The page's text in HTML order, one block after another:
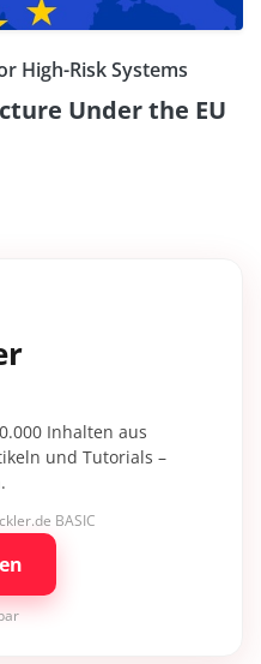
High-Risk Systems
Under the EU
Inhalten aus
und Tutorials –
BASIC